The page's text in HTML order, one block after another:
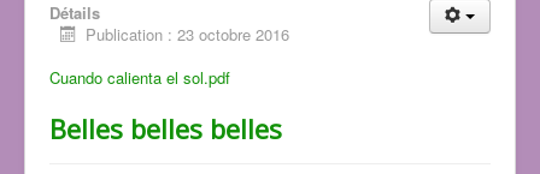
Détails
Publication : 23 octobre 2016
Cuando calienta el sol.pdf
Belles belles belles